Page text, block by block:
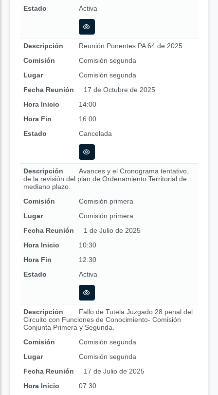
Estado
Activa
Descripción
Reunión Ponentes PA 64 de 2025
Comisión
Comisión segunda
Lugar
Comisión segunda
Fecha Reunión
17 de Octubre de 2025
Hora Inicio
14:00
Hora Fin
16:00
Estado
Cancelada
Descripción
Avances y el Cronograma tentativo,
de la revisión del plan de Ordenamiento Territorial de
mediano plazo.
Comisión
Comisión primera
Lugar
Comisión primera
Fecha Reunión
1 de Julio de 2025
Hora Inicio
10:30
Hora Fin
12:30
Estado
Activa
Descripción
Fallo de Tutela Juzgado 28 penal del
Circuito con Funciones de Conocimiento- Comisión
Conjunta Primera y Segunda.
Comisión
Comisión segunda
Lugar
Comisión segunda
Fecha Reunión
17 de Julio de 2025
Hora Inicio
07:30